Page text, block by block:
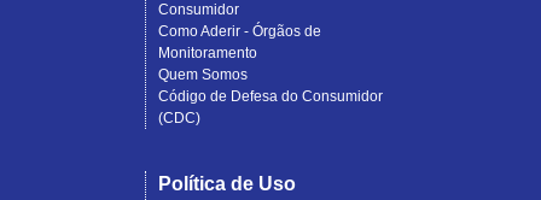
Consumidor
Como Aderir - Órgãos de
Monitoramento
Quem Somos
Código de Defesa do Consumidor
(CDC)
Política de Uso